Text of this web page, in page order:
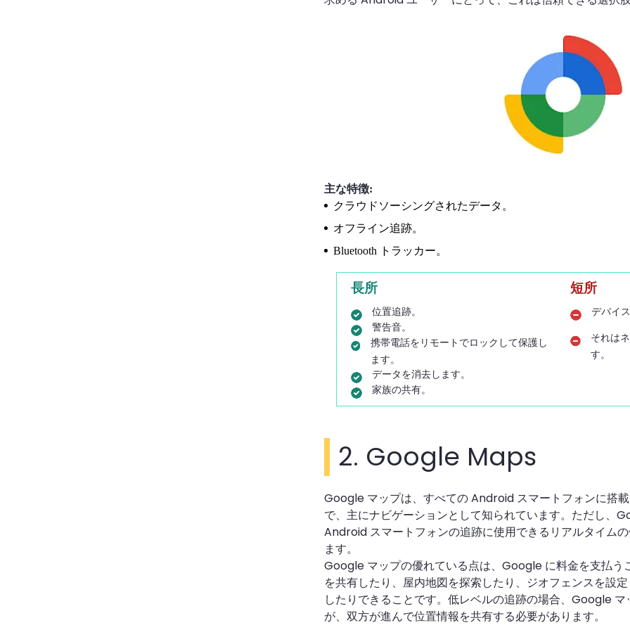
主な特徴:
クラウドソーシングされたデータ。
オフライン追跡。
Bluetooth トラッカー。
長所
位置追跡。
警告音。
携帯電話をリモートでロックして保護し
ます。
データを消去します。
家族の共有。
短所
デバイ
それは
す。
2. Google Maps
Google マップは、すべての Android スマートフォンに搭
で、主にナビゲーションとして知られています。ただし、
Android スマートフォンの追跡に使用できるリアルタイム
ます。
Google マップの優れている点は、Google に料金を支払う
を共有したり、屋内地図を探索したり、ジオフェンスを設
したりできることです。低レベルの追跡の場合、Google
が、双方が進んで位置情報を共有する必要があります。